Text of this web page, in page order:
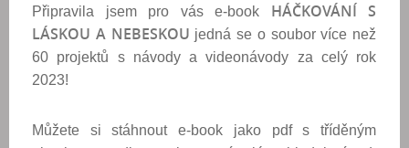
Připravila jsem pro vás e-book HÁČKOVÁNÍ S
LÁSKOU A NEBESKOU jedná se o soubor více než
60 projektů s návody a videonávody za celý rok
2023!
Můžete si stáhnout e-book jako pdf s tříděným